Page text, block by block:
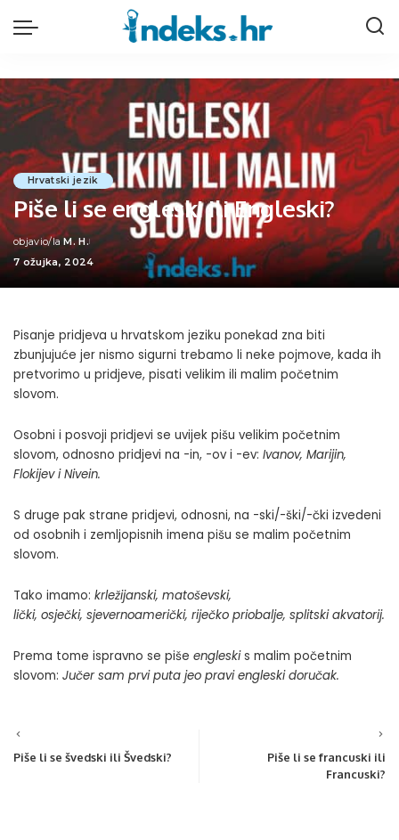
Hrvatski jezik
Piše li se engleski ili Engleski?
Posted
by
objavio/la M. H.
7 ožujka, 2024
Pisanje pridjeva u hrvatskom jeziku ponekad zna biti
zbunjujuće jer nismo sigurni trebamo li neke pojmove, kada ih
pretvorimo u pridjeve, pisati velikim ili malim početnim
slovom.
Osobni i posvoji pridjevi se uvijek pišu velikim početnim
slovom, odnosno pridjevi na -in, -ov i -ev: Ivanov, Marijin,
Flokijev i Nivein.
S druge pak strane pridjevi, odnosni, na -ski/-ški/-čki izvedeni
od osobnih i zemljopisnih imena pišu se malim početnim
slovom.
Tako imamo: krležijanski, matoševski,
lički, osječki, sjevernoamerički, riječko priobalje, splitski akvatorij.
Prema tome ispravno se piše engleskis malim početnim
slovom: Jučer sam prvi puta jeo pravi engleski doručak.
Piše li se švedski ili Švedski?
Piše li se francuski ili
Francuski?